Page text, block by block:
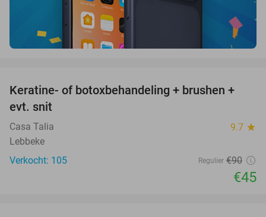
50%
Keratine- of botoxbehandeling + brushen +
evt. snit
Casa Talia 9.7 star
Lebbeke
Verkocht: 105
Regulier €90
€45